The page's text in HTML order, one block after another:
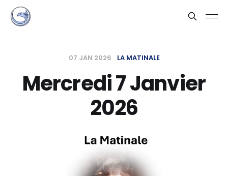
07 JAN 2026 LA MATINALE
Mercredi 7 Janvier
2026